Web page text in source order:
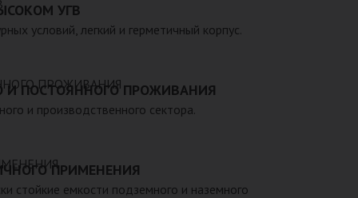
стандартами, санитарно-
УГВ
условий, легкий и герметичный корпус.
И ПОСТОЯННОГО ПРОЖИВАНИЯ
и производственного сектора.
ПРИМЕНЕНИЯ
стойкие емкости подземного и наземного